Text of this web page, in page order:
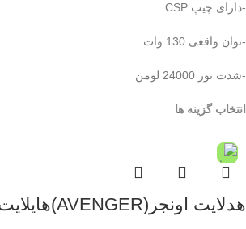
-دارای چیپ CSP
-توان واقعی 130 وات
-شدت نور 24000 لومن
انتخاب گزینه ها
هدلایت اونجر(AVENGER)هایلایت الکترونیک